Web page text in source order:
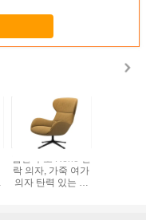
락 의자, 가죽 여가
의자 탄력 있는 가